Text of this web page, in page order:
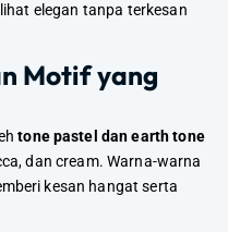
elegan tanpa terkesan
Motif yang
tone pastel dan earth tone
dan cream. Warna-warna
kesan hangat serta